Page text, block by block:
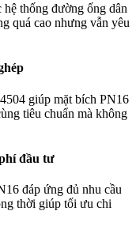
thống đường ống dân
quá cao nhưng vẫn yêu
giúp mặt bích PN16
tiêu chuẩn mà không
đầu tư
đáp ứng đủ nhu cầu
thời giúp tối ưu chi